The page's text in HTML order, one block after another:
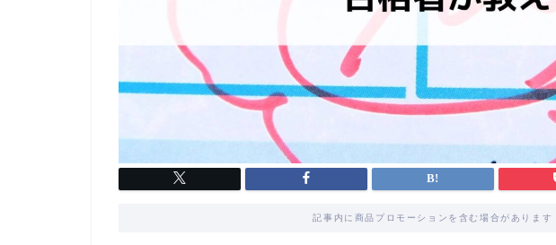
記事内に商品プロモーションを含む場合があります